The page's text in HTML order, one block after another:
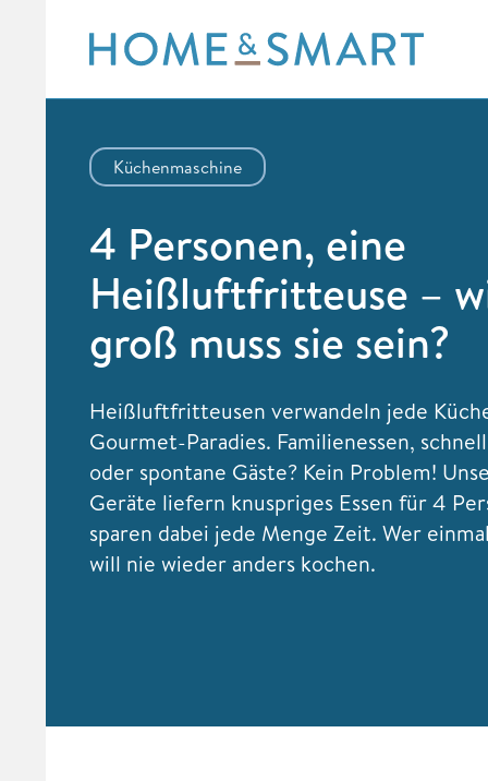
content
Küchenmaschine
4 Personen, eine
Heißluftfritteuse –
groß muss sie sein?
Heißluftfritteusen verwandeln jede
Gourmet-Paradies. Familienessen,
oder spontane Gäste? Kein Problem!
Geräte liefern knuspriges Essen für 4
sparen dabei jede Menge Zeit. Wer
will nie wieder anders kochen.